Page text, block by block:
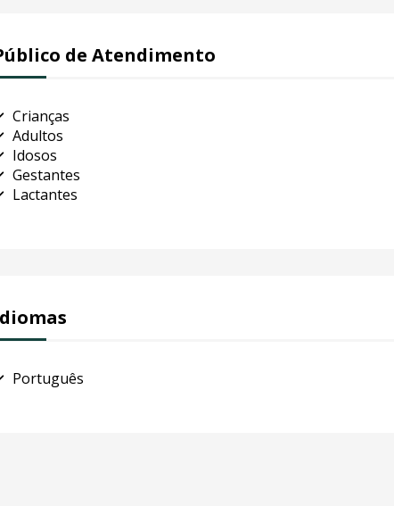
de Atendimento
Crianças
Adultos
Idosos
Gestantes
Lactantes
Português